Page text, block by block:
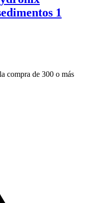
1
compra de 300 o más